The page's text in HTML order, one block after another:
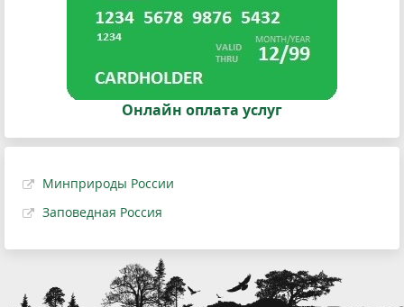
Онлайн оплата услуг
Минприроды России
Заповедная Россия